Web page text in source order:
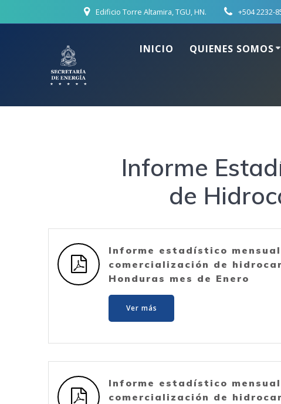
to
Edificio Torre Altamira, TGU, HN. +504 2232-
INICIO QUIENES SOMOS
Informe
de
Informe estadístico
comercialización de
Honduras mes de Enero
Ver más
Informe estadístico
comercialización de